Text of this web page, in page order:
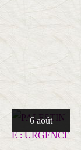
6 août